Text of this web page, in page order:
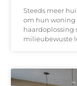
Steeds meer
om hun woning
haardoplossing
milieubewuste